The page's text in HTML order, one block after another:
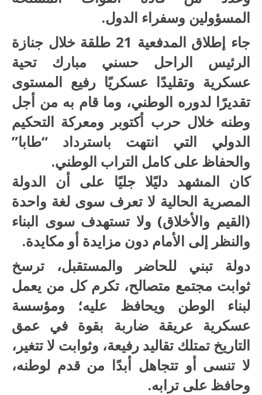
المسؤولين وسفراء الدول.
جاء إطلاق المدفعية 21 طلقة خلال جنازة
الرئيس الراحل حسني مبارك تحية
عسكرية وتقليدًا عسكريًا رفيع المستوى
تقديرًا لدوره الوطني، وما قام به من أجل
وطنه خلال حرب أكتوبر ومعركة التحكيم
الدولي التي انتهت باسترداد “طابا”
والحفاظ على كامل التراب الوطني.
كان المشهد دليًلا جليًا على أن الدولة
المصرية الحالية لا تعرف سوى لغة واحدة
(القيم والأخلاق) ولا تستهدف سوى البناء
والنظر إلى الأمام دون مزايدة أو مكايدة.
دولة تبني للحاضر والمستقبل، ترسخ
ثوابت مجتمع متصالح، تكرم كل من يعمل
لبناء الوطن ويحافظ عليه؛ ومؤسسة
عسكرية عريقة ضاربة بقوة في عمق
التاريخ تمتلك تقاليد رفيعة، وثوابت لا تتغير،
لا تنسى أو تتجاهل أبدًا من قدم لوطنه،
وحافظ على ترابه.